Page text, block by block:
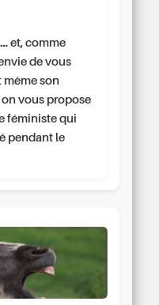
et, comme
de vous
son
vous propose
féministe qui
pendant le